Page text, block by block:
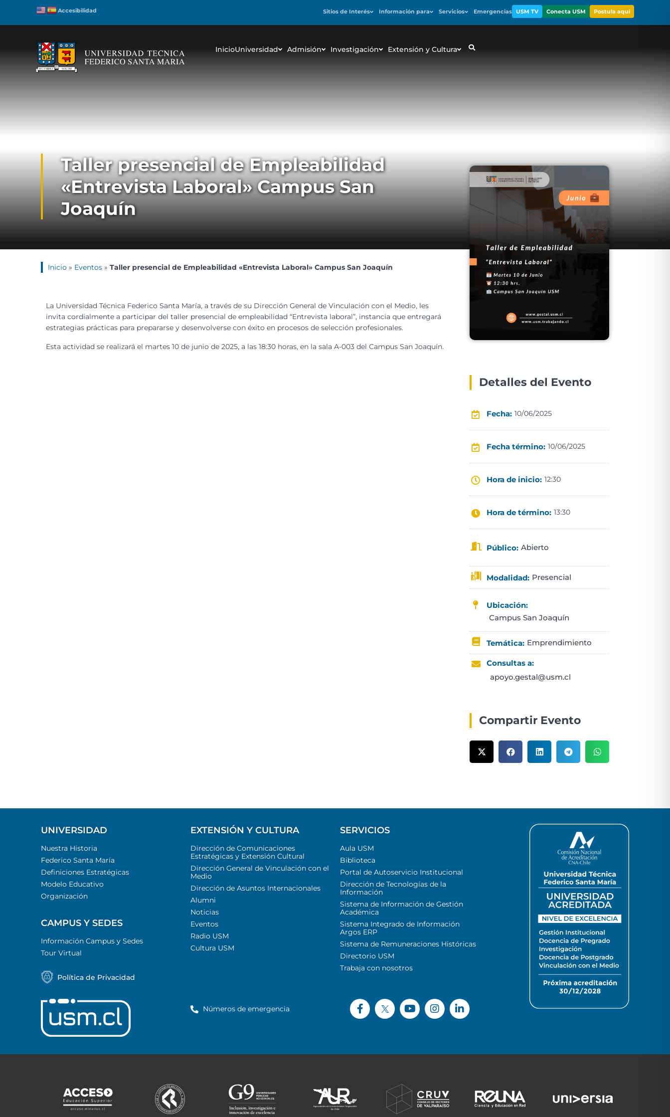
Accesibilidad Sitios de Interés Información para Servicios Emergencias USM TV Conecta USM Postula aquí
InicioUniversidad Admisión Investigación Extensión y Cultura
Taller presencial de Empleabilidad
«Entrevista Laboral» Campus San
Joaquín
Inicio » Eventos » Taller presencial de Empleabilidad «Entrevista Laboral» Campus San Joaquín
La Universidad Técnica Federico Santa María, a través de su Dirección General de Vinculación con el Medio, les
invita cordialmente a participar del taller presencial de empleabilidad “Entrevista laboral”, instancia que entregará
estrategias prácticas para prepararse y desenvolverse con éxito en procesos de selección profesionales.
Esta actividad se realizará el martes 10 de junio de 2025, a las 18:30 horas, en la sala A-003 del Campus San Joaquín.
Detalles del Evento
Fecha: 10/06/2025
Fecha término: 10/06/2025
Hora de inicio: 12:30
Hora de término: 13:30
Público: Abierto
Modalidad: Presencial
Ubicación:
Campus San Joaquín
Temática: Emprendimiento
Consultas a:
apoyo.gestal@usm.cl
Compartir Evento
UNIVERSIDAD
Nuestra Historia
Federico Santa María
Definiciones Estratégicas
Modelo Educativo
Organización
CAMPUS Y SEDES
Información Campus y Sedes
Tour Virtual
Política de Privacidad
EXTENSIÓN Y CULTURA
Dirección de Comunicaciones
Estratégicas y Extensión Cultural
Dirección General de Vinculación con el
Medio
Dirección de Asuntos Internacionales
Alumni
Noticias
Eventos
Radio USM
Cultura USM
SERVICIOS
Aula USM
Biblioteca
Portal de Autoservicio Institucional
Dirección de Tecnologías de la
Información
Sistema de Información de Gestión
Académica
Sistema Integrado de Información
Argos ERP
Sistema de Remuneraciones Históricas
Directorio USM
Trabaja con nosotros
Números de emergencia